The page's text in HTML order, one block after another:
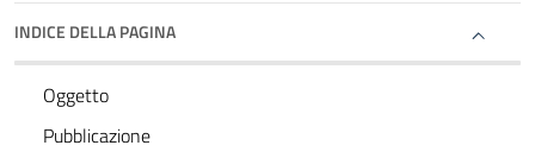
INDICE DELLA PAGINA
Oggetto
Pubblicazione